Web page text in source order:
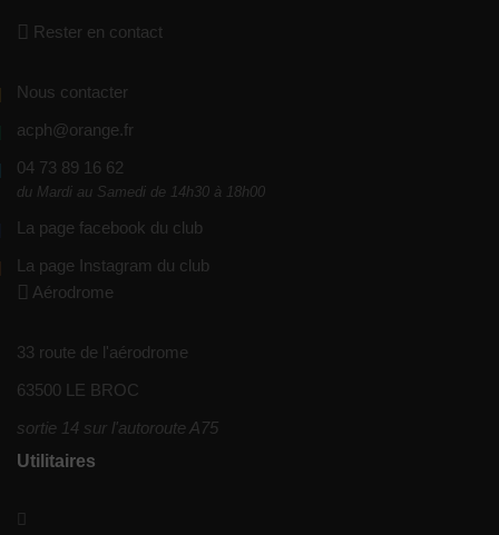
Rester en contact
Nous contacter
acph@orange.fr
04 73 89 16 62
du Mardi au Samedi de 14h30 à 18h00
La page facebook du club
La page Instagram du club
Aérodrome
33 route de l'aérodrome
63500 LE BROC
sortie 14 sur l'autoroute A75
Utilitaires